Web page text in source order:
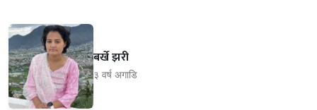
बर्खे झरी
३ वर्ष अगाडि